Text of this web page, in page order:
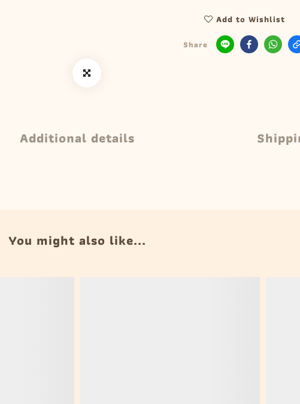
Add to Wishlist
Share
Additional details
You might also like...